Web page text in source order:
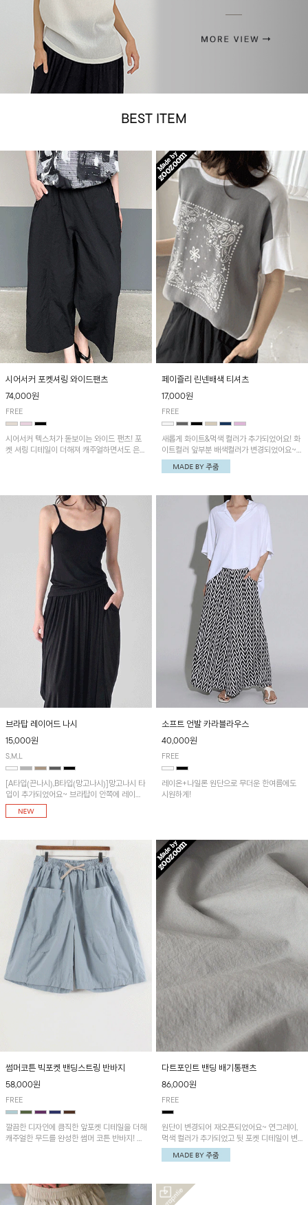
BEST ITEM
시어서커 포켓셔링 와이드팬츠
74,000원
FREE
시어서커 텍스처가 돋보이는 와이드 팬츠! 포
켓 셔링 디테일이 더해져 캐주얼하면서도 은은
아이템으로 활용하기 좋아요~
페이즐리 린넨배색 티셔츠
17,000원
FREE
새롭게 화이트&먹색 컬러가 추가되었어요! 화
이트컬러 앞부분 배색컬러가 변경되었어요~
중앙 린넨배색으로 유니크하면서 페이즐리 패
턴으로 감각적인 분위기를 연출이 가능한 티셔
브라탑 레이어드 나시
15,000원
S,M,L
[A타입(끈나시),B타입(망고나시)]망고나시 타
입이 추가되었어요~ 브라탑이 안쪽에 레이어
드 되어 실용적인 나시!
소프트 언발 카라블라우스
40,000원
FREE
레이온+나일론 원단으로 무더운 한여름에도
시원하게!
썸머코튼 빅포켓 밴딩스트링 반바지
58,000원
FREE
깔끔한 디자인에 큼직한 앞포켓 디테일을 더해
캐주얼한 무드를 완성한 썸머 코튼 반바지! 허
다트포인트 밴딩 배기통팬츠
86,000원
FREE
원단이 변경되어 재오픈되었어요~ 연그레이,
먹색 컬러가 추가되었고 뒷 포켓 디테일이 변
경되었습니다~가볍고 시원하게 착용되는 배
기통팬츠! 허리밴딩과 여유로운 통으로 편안해